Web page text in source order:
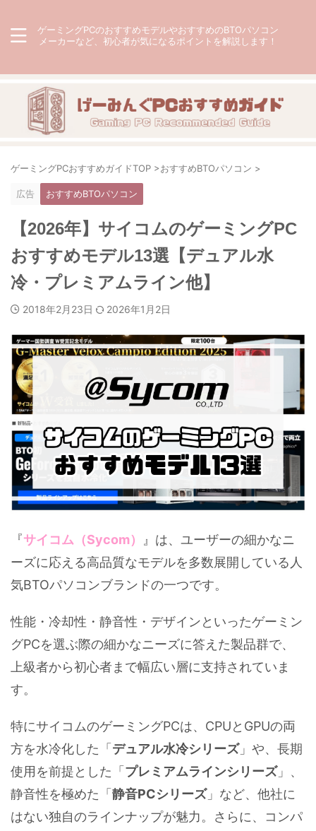
ゲーミングPCのおすすめモデルやおすすめのBTOパソコン
メーカーなど、初心者が気になるポイントを解説します！
ゲーミングPCおすすめガイドTOP >おすすめBTOパソコン >
広告 おすすめBTOパソコン
【2026年】サイコムのゲーミングPC
おすすめモデル13選【デュアル水
冷・プレミアムライン他】
2018年2月23日 2026年1月2日
『サイコム（Sycom）
』は、ユーザーの細かなニ
ーズに応える高品質なモデルを多数展開している人
気BTOパソコンブランドの一つです。
性能・冷却性・静音性・デザインといったゲーミン
グPCを選ぶ際の細かなニーズに答えた製品群で、
上級者から初心者まで幅広い層に支持されていま
す。
特にサイコムのゲーミングPCは、CPUとGPUの両
方を水冷化した「 デュアル水冷シリーズ」や、長期
使用を前提とした「 プレミアムラインシリーズ」、
静音性を極めた「 静音PCシリーズ」など、他社に
はない独自のラインナップが魅力。さらに、コンパ